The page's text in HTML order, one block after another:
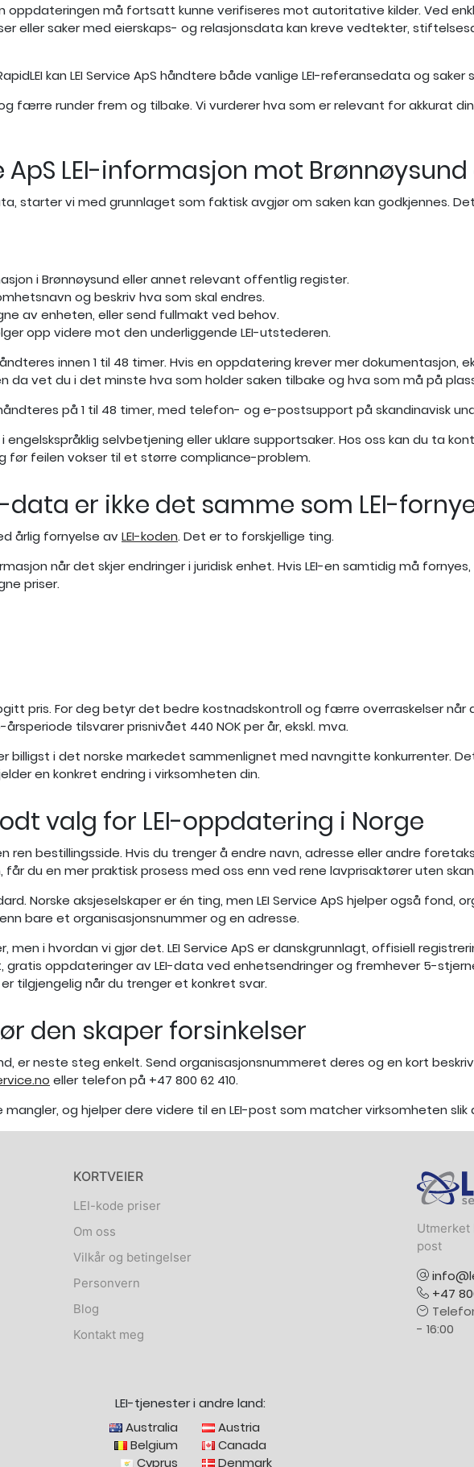
oppdateringen må fortsatt kunne verifiseres mot autoritative kilder. Ved
eller saker med eierskaps- og relasjonsdata kan kreve vedtekter,
kan LEI Service ApS håndtere både vanlige LEI-referansedata og
færre runder frem og tilbake. Vi vurderer hva som er relevant for akkurat
ApS LEI-informasjon mot
starter vi med grunnlaget som faktisk avgjør om saken kan godkjennes.
i Brønnøysund eller annet relevant offentlig register.
og beskriv hva som skal endres.
av enheten, eller send fullmakt ved behov.
opp videre mot den underliggende LEI-utstederen.
innen 1 til 48 timer. Hvis en oppdatering krever mer dokumentasjon,
da vet du i det minste hva som holder saken tilbake og hva som må på
på 1 til 48 timer, med telefon- og e-postsupport på skandinavisk
selvbetjening eller uklare supportsaker. Hos oss kan du ta
før feilen vokser til et større compliance-problem.
er ikke det samme som LEI-
årlig fornyelse avLEI-koden. Det er to forskjellige ting.
når det skjer endringer i juridisk enhet. Hvis LEI-en samtidig må
priser.
pris. For deg betyr det bedre kostnadskontroll og færre overraskelser
årsperiode tilsvarer prisnivået 440 NOK per år, ekskl. mva.
er billigst i det norske markedet sammenlignet med navngitte konkurrenter.
en konkret endring i virksomheten din.
valg for LEI-oppdatering i Norge
ren bestillingsside. Hvis du trenger å endre navn, adresse eller andre
du en mer praktisk prosess med oss enn ved rene lavprisaktører uten
Norske aksjeselskaper er én ting, men LEI Service ApS hjelper også fond,
bare et organisasjonsnummer og en adresse.
men i hvordan vi gjør det. LEI Service ApS er danskgrunnlagt, offisiell
gratis oppdateringer av LEI-data ved enhetsendringer og fremhever 5-
tilgjengelig når du trenger et konkret svar.
den skaper forsinkelser
er neste steg enkelt. Send organisasjonsnummeret deres og en kort
eller telefon på +47 800 62 410.
og hjelper dere videre til en LEI-post som matcher virksomheten
KORTVEIER
LEI-kode priser
Om oss
Vilkår og betingelser
Personvern
Blog
Kontakt meg
post
+47
- 16:00
LEI-tjenester i andre land:
Australia
Austria
Belgium
Canada
Cyprus
Denmark